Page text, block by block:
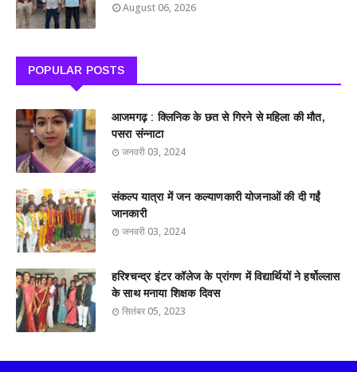
August 06, 2026
POPULAR POSTS
आजमगढ़ : क्लिनिक के छत से गिरने से महिला की मौत,
पसरा संन्नाटा
जनवरी 03, 2024
संकल्प यात्रा में जन कल्याणकारी योजनाओं की दी गईं
जानकारी
जनवरी 03, 2024
हरिश्चन्द्र इंटर कॉलेज के प्रांगण में विद्यार्थियों ने हर्षोल्लास
के साथ मनाया शिक्षक दिवस
सितंबर 05, 2023